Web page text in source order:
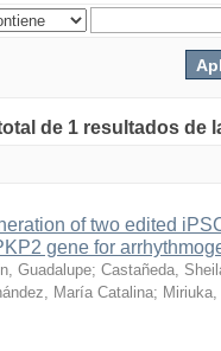
de 1 resultados
of two edited
gene for
Guadalupe; Castañeda,
María Catalina;